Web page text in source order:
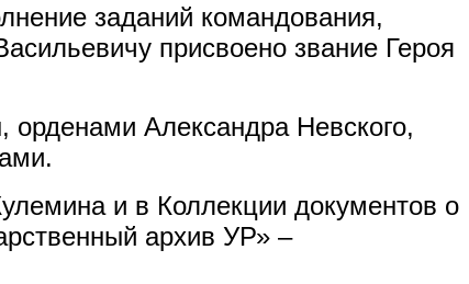
заданий командования,
присвоено звание Героя
Александра Невского,
и в Коллекции документов о
архив УР» –